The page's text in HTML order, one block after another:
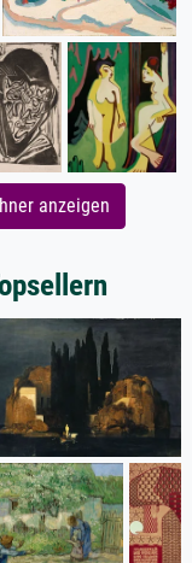
anzeigen